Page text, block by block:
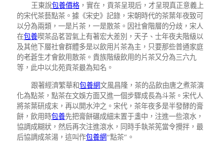
王東說包養價格，實在，貢茶呈現后，才呈現真正意義上
的宋代茶藝點茶。據《宋史》記錄，宋朝時代的茶葉年夜致可
以分為兩類，一是片茶，一是散茶。因社會階層的分歧，宋人
在包養喫茶品茗習氣上有著宏大差別，天子、士年夜夫階級以
及其他下層社會群體多是以飲用片茶為主，只要那些普通家庭
的老蒼生才會飲用散茶。貴族階級飲用的片茶又分為三六九
等，此中以北苑貢茶最為知名。
跟著經濟繁華和包養網文風昌隆，茶的品飲由唐之煮茶演
化為點茶，點茶在文娛方面又進一個步驟成長為斗茶。宋代人
將茶葉研成末，再以開水沖之。宋代，茶年夜多是半發酵的膏
餅，飲用時包養先把膏餅碾成細末置于盞中，注進一些滾水，
協調成糊狀，然后再次注進滾水，同時手執茶筅當令攪拌，最
后協調成茶湯，這叫作包養網“點茶”。